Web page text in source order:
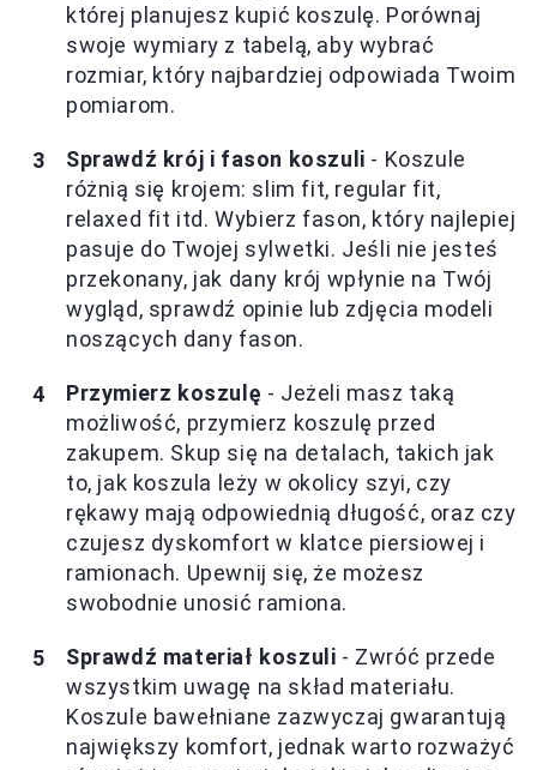
której planujesz kupić koszulę. Porównaj
swoje wymiary z tabelą, aby wybrać
rozmiar, który najbardziej odpowiada Twoim
pomiarom.
Sprawdź krój i fason koszuli - Koszule
różnią się krojem: slim fit, regular fit,
relaxed fit itd. Wybierz fason, który najlepiej
pasuje do Twojej sylwetki. Jeśli nie jesteś
przekonany, jak dany krój wpłynie na Twój
wygląd, sprawdź opinie lub zdjęcia modeli
noszących dany fason.
Przymierz koszulę - Jeżeli masz taką
możliwość, przymierz koszulę przed
zakupem. Skup się na detalach, takich jak
to, jak koszula leży w okolicy szyi, czy
rękawy mają odpowiednią długość, oraz czy
czujesz dyskomfort w klatce piersiowej i
ramionach. Upewnij się, że możesz
swobodnie unosić ramiona.
Sprawdź materiał koszuli - Zwróć przede
wszystkim uwagę na skład materiału.
Koszule bawełniane zazwyczaj gwarantują
największy komfort, jednak warto rozważyć